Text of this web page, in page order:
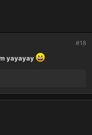
#18
yayayay